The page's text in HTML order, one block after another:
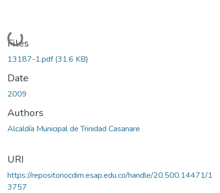
Loading...
Files
13187-1.pdf(31.6 KB)
Date
2009
Authors
Alcaldía Municipal de Trinidad Casanare
URI
https://repositoriocdim.esap.edu.co/handle/20.500.14471/1
3757